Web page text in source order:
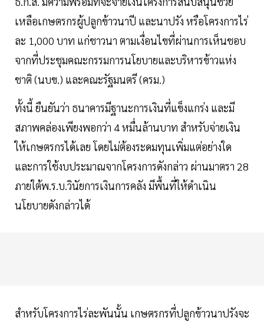
เหลือเกษตรกรผู้ปลูกข้าวนาปี และนาปรัง หรือโครงการไร่
ละ 1,000 บาท แก่ชาวนา ตามเงื่อนไขที่ผ่านการเห็นชอบ
จากที่ประชุมคณะกรรมการนโยบายและบริหารข้าวแห่ง
ชาติ (นบข.) และคณะรัฐมนตรี (ครม.)
ทั้งนี้ ยืนยันว่า ธนาคารมีฐานะการเงินที่แข็งแกร่ง และมี
สภาพคล่องเพียงพอกว่า 4 หมื่นล้านบาท สำหรับจ่ายเงิน
ให้เกษตรกรได้เลย โดยไม่ต้องระดมทุนเพิ่มแต่อย่างใด
และการใช้งบประมาณจากโครงการดังกล่าว ผ่านมาตรา 28
ภายใต้พ.ร.บ.วินัยการเงินการคลัง มีพื้นที่ให้ดำเนิน
นโยบายดังกล่าวได้
สำหรับโครงการไร่ละพันนั้น เกษตรกรที่ปลูกข้าวนาปรังจะ